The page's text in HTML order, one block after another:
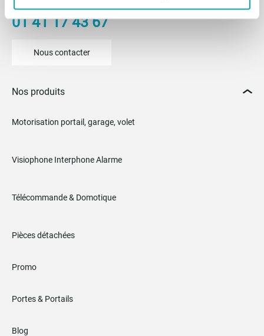
01 41 17 43 67
Nous contacter
Nos produits
Motorisation portail, garage, volet
Visiophone Interphone Alarme
Télécommande & Domotique
Pièces détachées
Promo
Portes & Portails
Blog